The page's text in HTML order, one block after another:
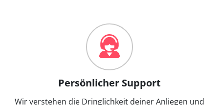
Persönlicher Support
Wir verstehen die Dringlichkeit deiner Anliegen und